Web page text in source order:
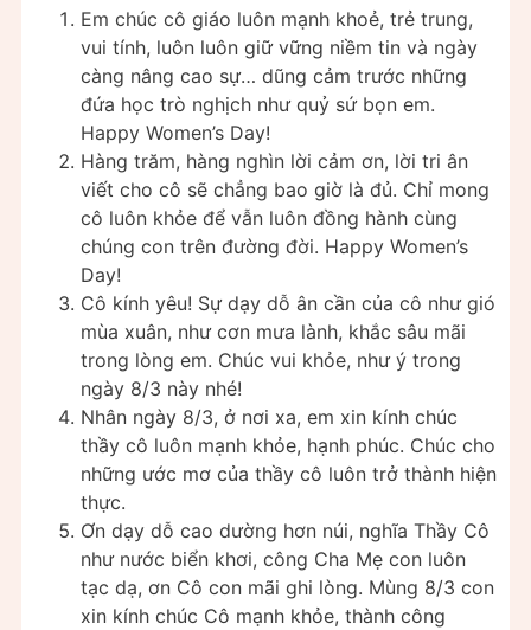
Em chúc cô giáo luôn mạnh khoẻ, trẻ trung,
vui tính, luôn luôn giữ vững niềm tin và ngày
càng nâng cao sự… dũng cảm trước những
đứa học trò nghịch như quỷ sứ bọn em.
Happy Women’s Day!
Hàng trăm, hàng nghìn lời cảm ơn, lời tri ân
viết cho cô sẽ chẳng bao giờ là đủ. Chỉ mong
cô luôn khỏe để vẫn luôn đồng hành cùng
chúng con trên đường đời. Happy Women’s
Day!
Cô kính yêu! Sự dạy dỗ ân cần của cô như gió
mùa xuân, như cơn mưa lành, khắc sâu mãi
trong lòng em. Chúc vui khỏe, như ý trong
ngày 8/3 này nhé!
Nhân ngày 8/3, ở nơi xa, em xin kính chúc
thầy cô luôn mạnh khỏe, hạnh phúc. Chúc cho
những ước mơ của thầy cô luôn trở thành hiện
thực.
Ơn dạy dỗ cao dường hơn núi, nghĩa Thầy Cô
như nước biển khơi, công Cha Mẹ con luôn
tạc dạ, ơn Cô con mãi ghi lòng. Mùng 8/3 con
xin kính chúc Cô mạnh khỏe, thành công